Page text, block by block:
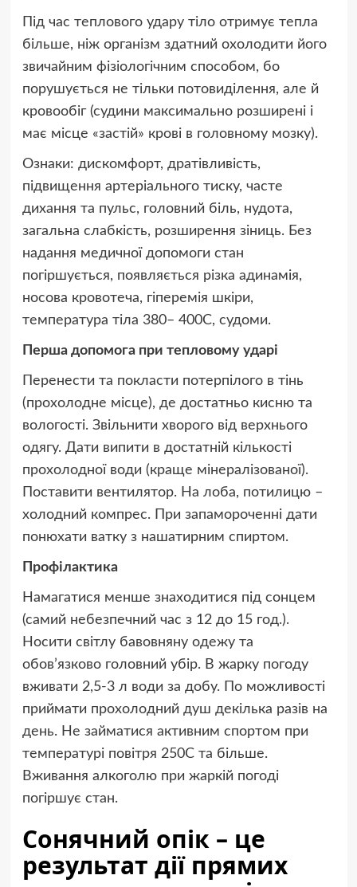
Під час теплового удару тіло отримує тепла
більше, ніж організм здатний охолодити його
звичайним фізіологічним способом, бо
порушується не тільки потовиділення, але й
кровообіг (судини максимально розширені і
має місце «застій» крові в головному мозку).
Ознаки: дискомфорт, дратівливість,
підвищення артеріального тиску, часте
дихання та пульс, головний біль, нудота,
загальна слабкість, розширення зіниць. Без
надання медичної допомоги стан
погіршується, появляється різка адинамія,
носова кровотеча, гіперемія шкіри,
температура тіла 380– 400С, судоми.
Перша допомога при тепловому ударі
Перенести та покласти потерпілого в тінь
(прохолодне місце), де достатньо кисню та
вологості. Звільнити хворого від верхнього
одягу. Дати випити в достатній кількості
прохолодної води (краще мінералізованої).
Поставити вентилятор. На лоба, потилицю –
холодний компрес. При запамороченні дати
понюхати ватку з нашатирним спиртом.
Профілактика
Намагатися менше знаходитися під сонцем
(самий небезпечний час з 12 до 15 год.).
Носити світлу бавовняну одежу та
обов’язково головний убір. В жарку погоду
вживати 2,5-3 л води за добу. По можливості
приймати прохолодний душ декілька разів на
день. Не займатися активним спортом при
температурі повітря 250С та більше.
Вживання алкоголю при жаркій погоді
погіршує стан.
Сонячний опік – це
результат дії прямих